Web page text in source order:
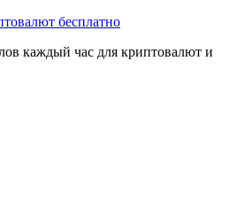
бесплатно
каждый час для криптовалют и